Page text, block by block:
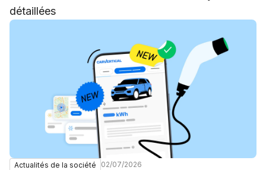
détaillées
Actualités de la société 02/07/2026